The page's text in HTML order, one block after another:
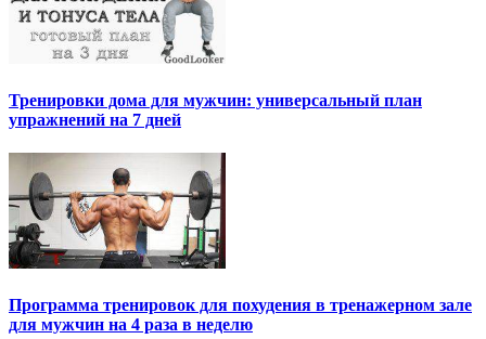
Тренировки дома для мужчин: универсальный план
упражнений на 7 дней
Программа тренировок для похудения в тренажерном зале
для мужчин на 4 раза в неделю